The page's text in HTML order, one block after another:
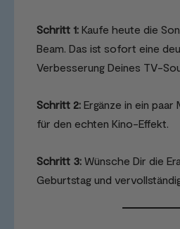
Schritt 1: Kaufe heute die
Beam. Das ist sofort eine
Verbesserung Deines TV-
Schritt 2: Ergänze in ein paar
für den echten Kino-Effekt.
Schritt 3: Wünsche Dir die
Geburtstag und